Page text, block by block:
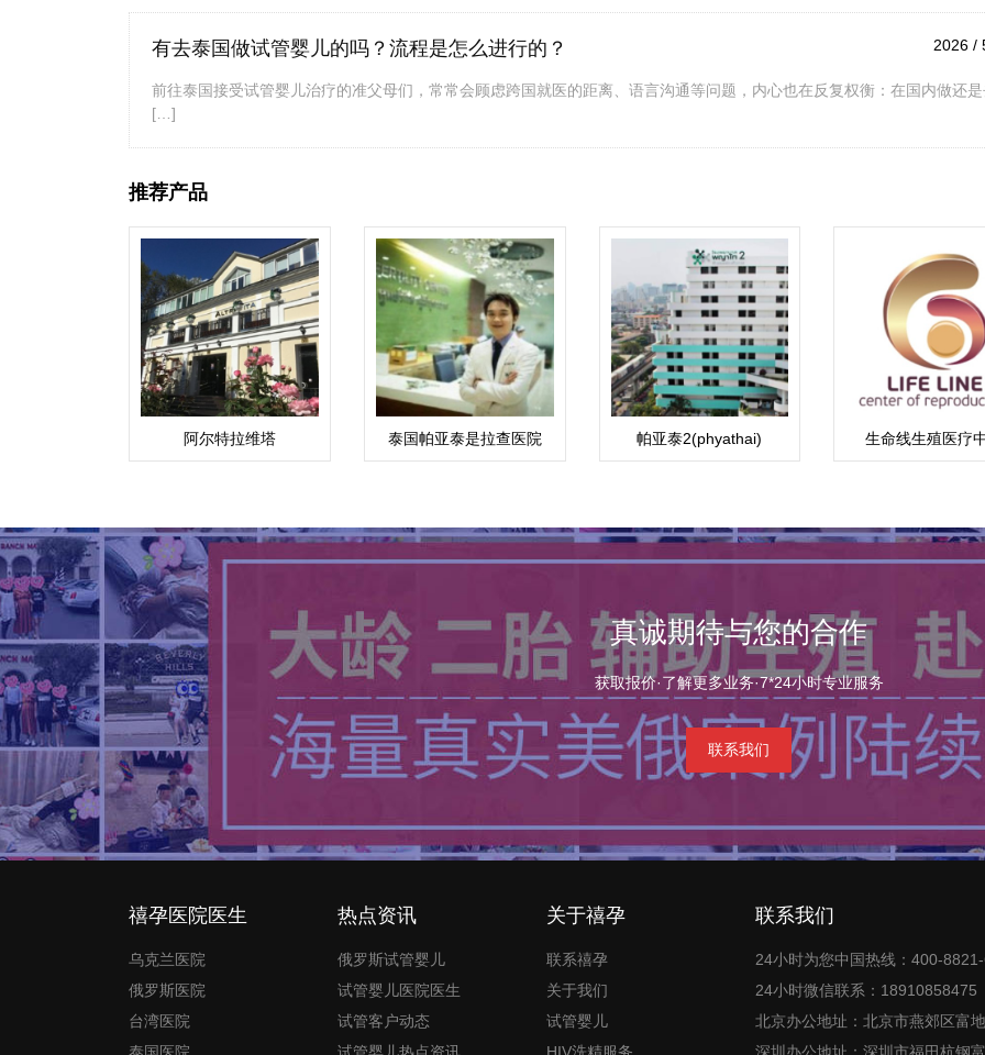
有去泰国做试管婴儿的吗？流程是怎么进行的？ 2026 /
前往泰国接受试管婴儿治疗的准父母们，常常会顾虑跨国就医的距离、语言沟通等问题，内心也在反复权衡：在国内做还
[…]
推荐产品
阿尔特拉维塔 泰国帕亚泰是拉查医院 帕亚泰2(phyathai) 生命线生殖医疗
真诚期待与您的合作
获取报价·了解更多业务·7*24小时专业服务
联系我们
禧孕医院医生
乌克兰医院
俄罗斯医院
台湾医院
泰国医院
热点资讯
俄罗斯试管婴儿
试管婴儿医院医生
试管客户动态
试管婴儿热点资讯
关于禧孕
联系禧孕
关于我们
试管婴儿
HIV洗精服务
联系我们
24小时为您中国热线：400-
24小时微信联系：18910858475
北京办公地址：北京市燕郊区富
深圳办公地址：深圳市福田杭钢